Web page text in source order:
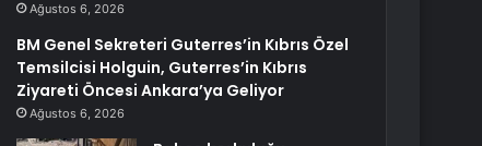
Ağustos 6, 2026
BM Genel Sekreteri Guterres’in Kıbrıs Özel
Temsilcisi Holguin, Guterres’in Kıbrıs
Ziyareti Öncesi Ankara’ya Geliyor
Ağustos 6, 2026